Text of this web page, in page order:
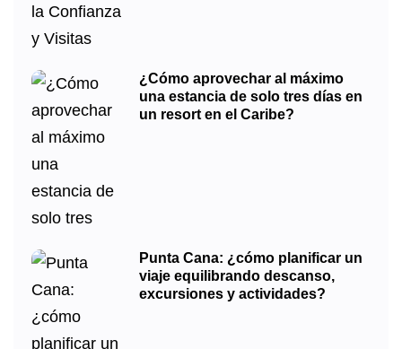
¿Cómo aprovechar al máximo
una estancia de solo tres días en
un resort en el Caribe?
Punta Cana: ¿cómo planificar un
viaje equilibrando descanso,
excursiones y actividades?